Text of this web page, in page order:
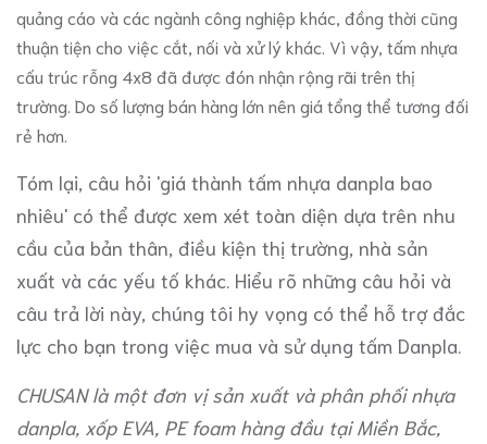
quảng cáo và các ngành công nghiệp khác, đồng thời cũng
thuận tiện cho việc cắt, nối và xử lý khác. Vì vậy, tấm nhựa
cấu trúc rỗng 4x8 đã được đón nhận rộng rãi trên thị
trường. Do số lượng bán hàng lớn nên giá tổng thể tương đối
rẻ hơn.
Tóm lại, câu hỏi 'giá thành tấm nhựa danpla bao
nhiêu' có thể được xem xét toàn diện dựa trên nhu
cầu của bản thân, điều kiện thị trường, nhà sản
xuất và các yếu tố khác. Hiểu rõ những câu hỏi và
câu trả lời này, chúng tôi hy vọng có thể hỗ trợ đắc
lực cho bạn trong việc mua và sử dụng tấm Danpla.
CHUSANlà một đơn vị sản xuất và phân phối nhựa
danpla, xốp EVA, PE foamhàng đầu tại Miền Bắc,